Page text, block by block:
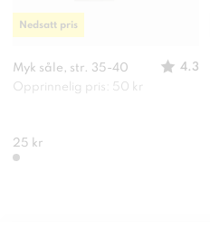
Myk såle, str. 35-40
4.3
Opprinnelig pris: 50 kr
25 kr
Nedsatt pris